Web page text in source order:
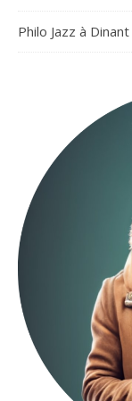
Philo Jazz à Dinant